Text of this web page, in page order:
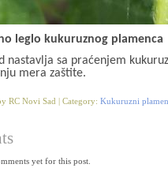
leglo kukuruznog plamenca
nastavlja sa praćenjem
mera zaštite.
RC Novi Sad | Category: Kukuruzni
yet for this post.